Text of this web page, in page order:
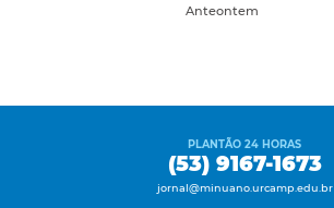
Anteontem
PLANTÃO 24 HORAS
(53) 9167-1673
jornal@minuano.urcamp.edu.br